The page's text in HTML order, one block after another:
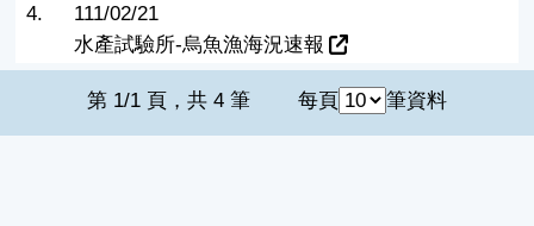
4.
111/02/21
水產試驗所-烏魚漁海況速報
第 1/1 頁，共 4 筆 每頁 筆資料